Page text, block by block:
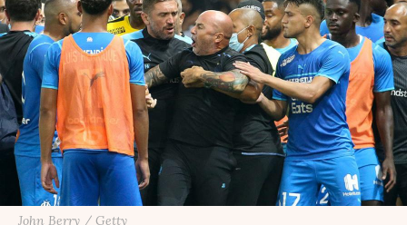
John Berry / Getty